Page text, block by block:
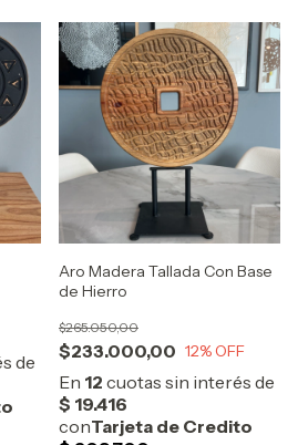
Aro Madera Tallada Con Base
de Hierro
$233.000,00
$265.050,00
12% OFF